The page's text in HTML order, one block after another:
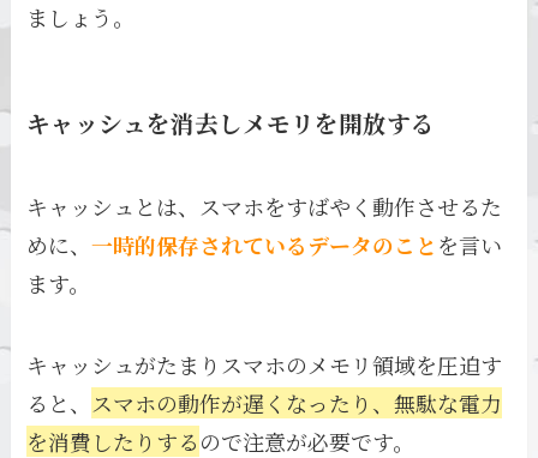
ましょう。
キャッシュを消去しメモリを開放する
キャッシュとは、スマホをすばやく動作させるた
めに、一時的保存されているデータのこと を言い
ます。
キャッシュがたまりスマホのメモリ領域を圧迫す
ると、 スマホの動作が遅くなったり、無駄な電力
を消費したりするので注意が必要です。